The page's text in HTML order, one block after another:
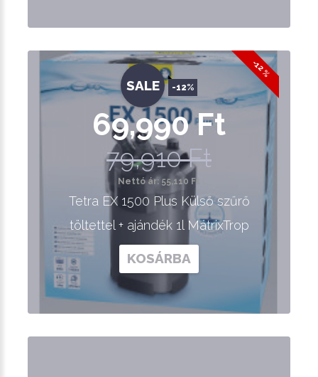
-12 %
SALE -12%
69,990 Ft
79,910 Ft
Nettó ár: 55,110 Ft
Tetra EX 1500 Plus Külső szűrő
töltettel + ajándék 1l MátrixTrop
KOSÁRBA